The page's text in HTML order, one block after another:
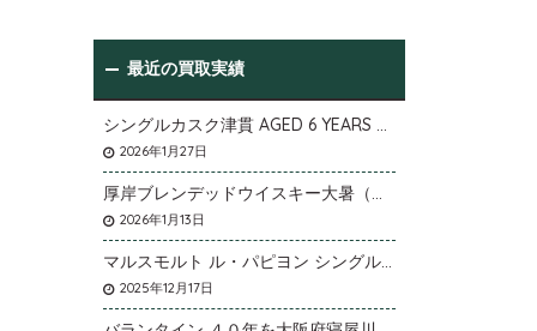
最近の買取実績
シングルカスク津貫 AGED 6 YEARS Cask No.T12を大阪府枚方市のお客様より店頭買取いたしました。
2026年1月27日
厚岸ブレンデッドウイスキー大暑（たいしょ）を大阪府寝屋川市のお客様より店頭買取いたしました。
2026年1月13日
マルスモルト ル・パピヨン シングルカスク アイノミドリシジミを大阪府枚方市のお客様より店頭買取いたしました。
2025年12月17日